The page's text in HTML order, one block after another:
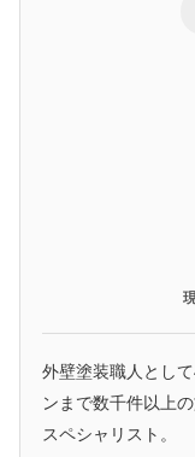
外壁塗装職人とし
ンまで数千件以上
スペシャリスト。